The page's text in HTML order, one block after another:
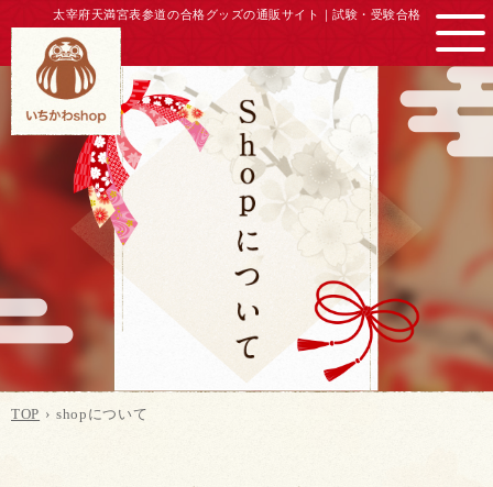
太宰府天満宮表参道の合格グッズの通販サイト｜試験・受験合格
TOP shopについて